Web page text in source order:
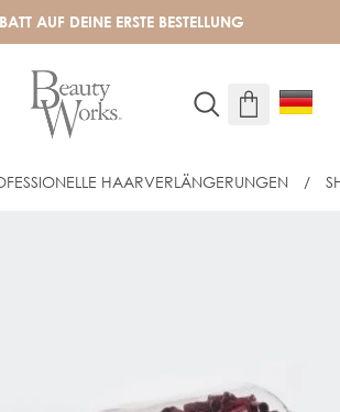
AUF DEINE ERSTE BESTELLUNG
HAARVERLÄNGERUNGEN /